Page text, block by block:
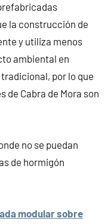
la construcción de
y utiliza menos
ambiental en
por lo que
de Cabra de Mora son
no se puedan
de hormigón
modular sobre